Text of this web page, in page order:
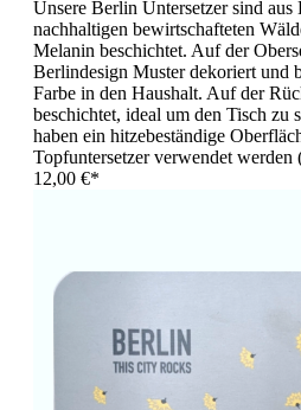
Unsere Berlin Untersetzer sind aus
nachhaltigen bewirtschafteten
Melanin beschichtet. Auf der
Berlindesign Muster dekoriert und
Farbe in den Haushalt. Auf der
beschichtet, ideal um den Tisch zu
haben ein hitzebeständige
Topfuntersetzer verwendet werden
12,00 €*